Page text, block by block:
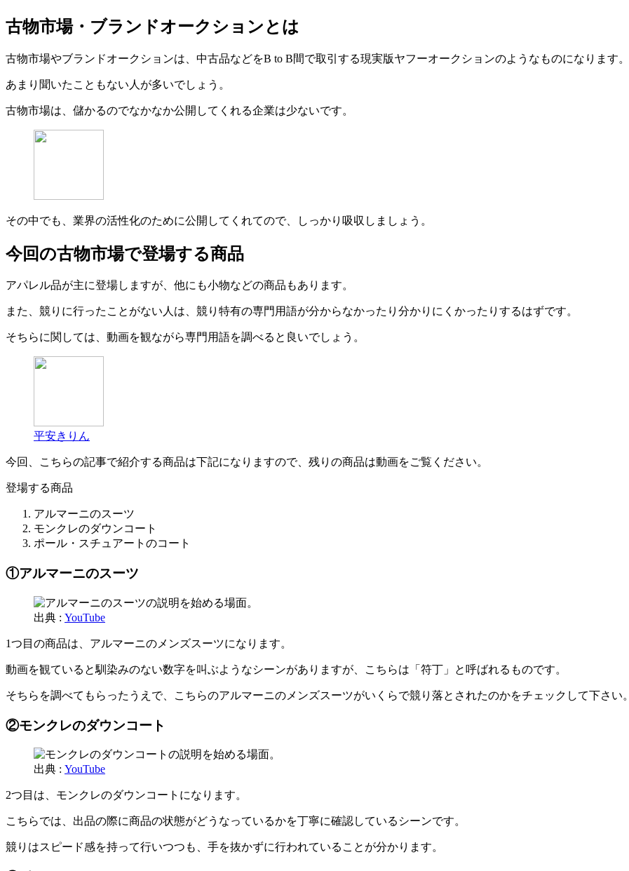
古物市場・ブランドオークションとは
古物市場やブランドオークションは、中古品などをB to B間で取引する現実版ヤフーオークションのようなものになります。
あまり聞いたこともない人が多いでしょう。
古物市場は、儲かるのでなかなか公開してくれる企業は少ないです。
その中でも、業界の活性化のために公開してくれてので、しっかり吸収しましょう。
今回の古物市場で登場する商品
アパレル品が主に登場しますが、他にも小物などの商品もあります。
また、競りに行ったことがない人は、競り特有の専門用語が分からなかったり分かりにくかったりするはずです。
そちらに関しては、動画を観ながら専門用語を調べると良いでしょう。
平安きりん
今回、こちらの記事で紹介する商品は下記になりますので、残りの商品は動画をご覧ください。
登場する商品
アルマーニのスーツ
モンクレのダウンコート
ポール・スチュアートのコート
①アルマーニのスーツ
出典 : YouTube
1つ目の商品は、アルマーニのメンズスーツになります。
動画を観ていると馴染みのない数字を叫ぶようなシーンがありますが、こちらは「符丁」と呼ばれるものです。
そちらを調べてもらったうえで、こちらのアルマーニのメンズスーツがいくらで競り落とされたのかをチェックして下さい。
②モンクレのダウンコート
出典 : YouTube
2つ目は、モンクレのダウンコートになります。
こちらでは、出品の際に商品の状態がどうなっているかを丁寧に確認しているシーンです。
競りはスピード感を持って行いつつも、手を抜かずに行われていることが分かります。